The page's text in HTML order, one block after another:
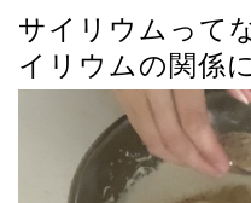
サイリウムって
イリウムの関係